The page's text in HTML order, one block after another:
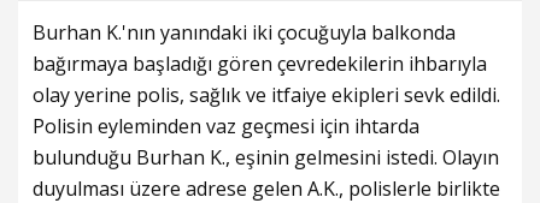
Burhan K.'nın yanındaki iki çocuğuyla balkonda
bağırmaya başladığı gören çevredekilerin ihbarıyla
olay yerine polis, sağlık ve itfaiye ekipleri sevk edildi.
Polisin eyleminden vaz geçmesi için ihtarda
bulunduğu Burhan K., eşinin gelmesini istedi. Olayın
duyulması üzere adrese gelen A.K., polislerle birlikte